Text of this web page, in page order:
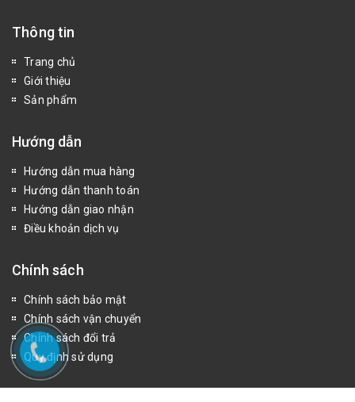
Thông tin
Trang chủ
Giới thiệu
Sản phẩm
Hướng dẫn
Hướng dẫn mua hàng
Hướng dẫn thanh toán
Hướng dẫn giao nhận
Điều khoản dịch vụ
Chính sách
Chính sách bảo mật
Chính sách vận chuyển
Chính sách đổi trả
Quy định sử dụng